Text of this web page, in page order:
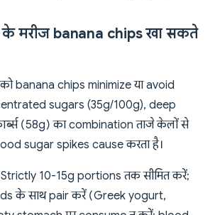
के मरीज banana chips खा सकते
को banana chips minimize या avoid
sugars (35g/100g), deep
(58g) का combination ताजे केलों से
sugar spikes cause करता है।
Strictly 10-15g portions तक सीमित करें;
के साथ pair करें (Greek yogurt,